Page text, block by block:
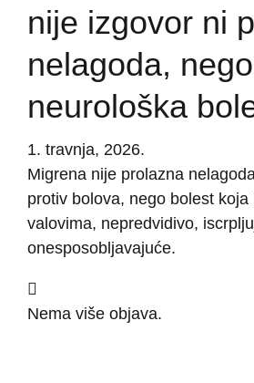
nije izgovor ni
nelagoda,
neurološka
1. travnja, 2026.
Migrena nije prolazna
protiv bolova, nego bolest
valovima, nepredvidivo,
onesposobljavajuće.
Nema više objava.